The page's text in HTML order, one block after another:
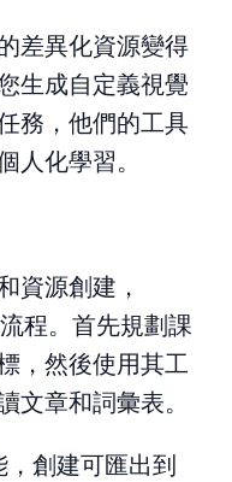
差異化資源變得
生成自定義視覺
務，他們的工具
人化學習。
資源創建，
程。首先規劃課
，然後使用其工
文章和詞彙表。
創建可匯出到